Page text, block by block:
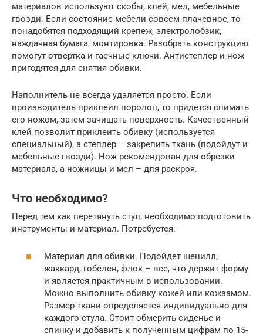
материалов используют скобы, клей, мел, мебельные
гвозди. Если состояние мебели совсем плачевное, то
понадобятся подходящий крепеж, электролобзик,
наждачная бумага, монтировка. Разобрать конструкцию
помогут отвертка и гаечные ключи. Антистеплер и нож
пригодятся для снятия обивки.
Наполнитель не всегда удаляется просто. Если
производитель приклеил поролон, то придется снимать
его ножом, затем зачищать поверхность. Качественный
клей позволит приклеить обивку (используется
специальный), а степлер – закрепить ткань (подойдут и
мебельные гвозди). Нож рекомендован для обрезки
материала, а ножницы и мел – для раскроя.
Что необходимо?
Перед тем как перетянуть стул, необходимо подготовить
инструменты и материал. Потребуется:
Материал для обивки. Подойдет шенилл,
жаккард, гобелен, флок – все, что держит форму
и является практичным в использовании.
Можно выполнить обивку кожей или кожзамом.
Размер ткани определяется индивидуально для
каждого стула. Стоит обмерить сиденье и
спинку и добавить к полученным цифрам по 15-